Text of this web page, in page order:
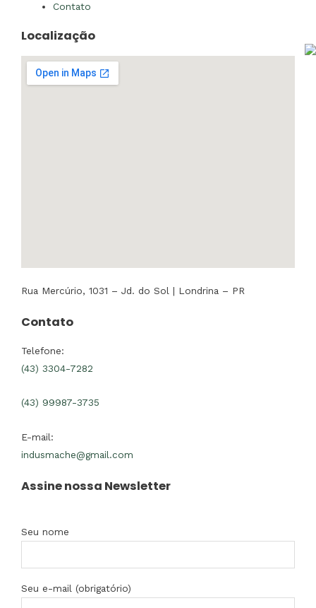
Contato
Localização
Rua Mercúrio, 1031 – Jd. do Sol | Londrina – PR
Contato
Telefone:
(43) 3304-7282
(43) 99987-3735
E-mail:
indusmache@gmail.com
Assine nossa Newsletter
Seu nome
Seu e-mail (obrigatório)